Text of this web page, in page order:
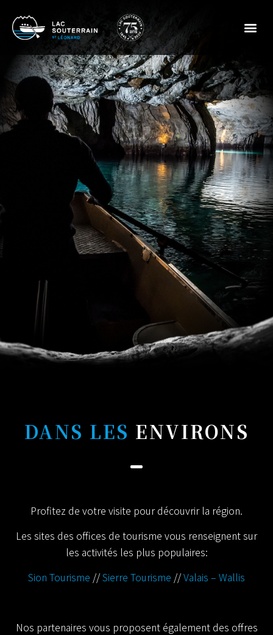
DANS LES ENVIRONS
Profitez de votre visite pour découvrir la région.
Les sites des offices de tourisme vous renseignent sur
les activités les plus populaires:
Sion Tourisme //Sierre Tourisme //Valais – Wallis
Nos partenaires vous proposent également des offres